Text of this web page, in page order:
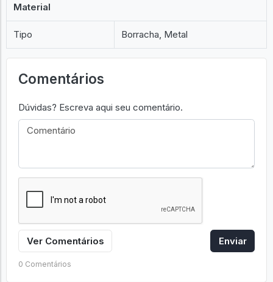
Material
Tipo Borracha, Metal
Comentários
Dúvidas? Escreva aqui seu comentário.
Ver Comentários Enviar
0 Comentários